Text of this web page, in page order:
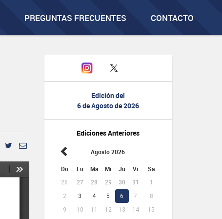
PREGUNTAS FRECUENTES CONTACTO
Edición del
6 de Agosto de 2026
Ediciones Anteriores
Agosto 2026
Do Lu Ma Mi Ju Vi Sa
26 27 28 29 30 31
1
2
3 4 5 6 7
8
9
10 11 12 13 14
15